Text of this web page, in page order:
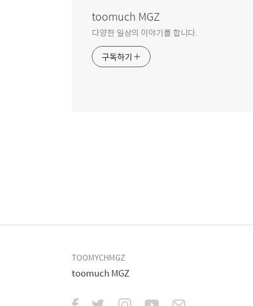
toomuch MGZ
다양한 일상의 이야기를 합니다.
구독하기
TOOMYCHMGZ
toomuch MGZ